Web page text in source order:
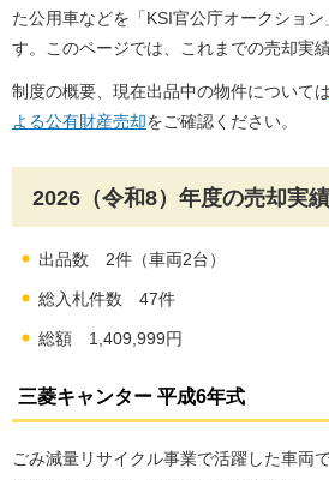
た公用車などを「KSI官公庁オークショ
す。このページでは、これまでの売却実
制度の概要、現在出品中の物件については
よる公有財産売却をご確認ください。
2026（令和8）年度の売却実績
出品数 2件（車両2台）
総入札件数 47件
総額 1,409,999円
三菱キャンター 平成6年式
ごみ減量リサイクル事業で活躍した車両